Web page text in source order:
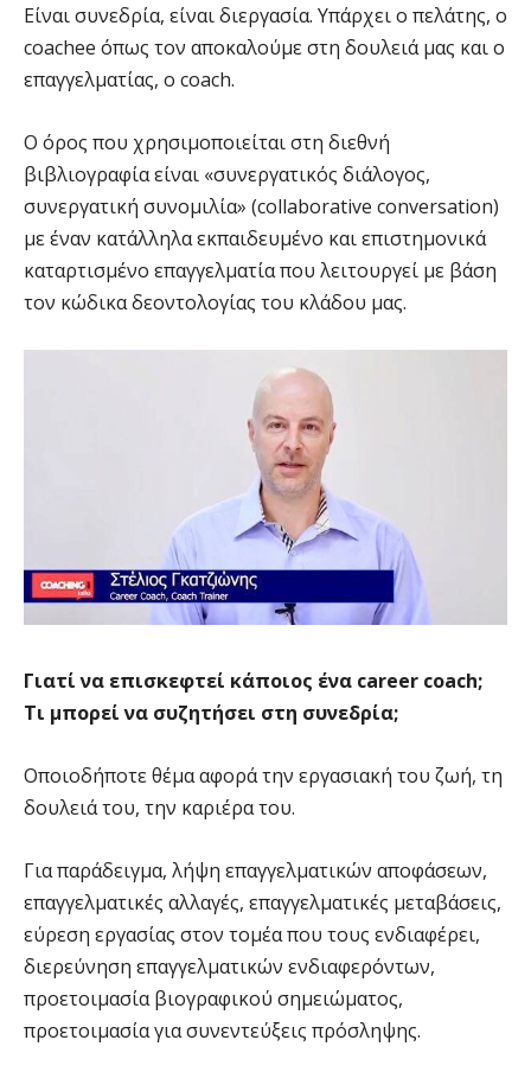
Είναι συνεδρία, είναι διεργασία. Υπάρχει ο πελάτης, ο
coachee όπως τον αποκαλούμε στη δουλειά μας και ο
επαγγελματίας, ο coach.
Ο όρος που χρησιμοποιείται στη διεθνή
βιβλιογραφία είναι «συνεργατικός διάλογος,
συνεργατική συνομιλία» (collaborative conversation)
με έναν κατάλληλα εκπαιδευμένο και επιστημονικά
καταρτισμένο επαγγελματία που λειτουργεί με βάση
τον κώδικα δεοντολογίας του κλάδου μας.
Γιατί να επισκεφτεί κάποιος ένα career coach;
Τι μπορεί να συζητήσει στη συνεδρία;
Οποιοδήποτε θέμα αφορά την εργασιακή του ζωή, τη
δουλειά του, την καριέρα του.
Για παράδειγμα, λήψη επαγγελματικών αποφάσεων,
επαγγελματικές αλλαγές, επαγγελματικές μεταβάσεις,
εύρεση εργασίας στον τομέα που τους ενδιαφέρει,
διερεύνηση επαγγελματικών ενδιαφερόντων,
προετοιμασία βιογραφικού σημειώματος,
προετοιμασία για συνεντεύξεις πρόσληψης.